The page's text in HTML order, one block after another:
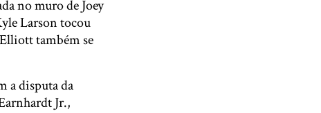
no muro de Joey
Larson tocou
também se
a disputa da
Jr.,